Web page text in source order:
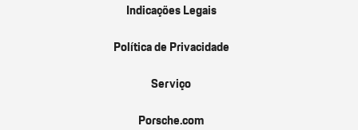
Indicações Legais
Política de Privacidade
Serviço
Porsche.com